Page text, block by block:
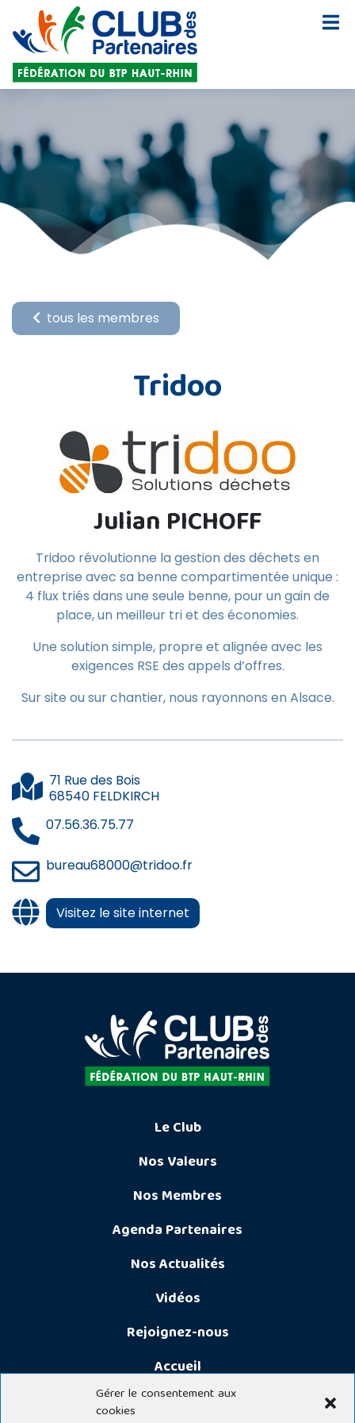
Gérer le consentement aux
cookies
tous les membres
Tridoo
Julian PICHOFF
Tridoo révolutionne la gestion des déchets en
entreprise avec sa benne compartimentée unique :
4 flux triés dans une seule benne, pour un gain de
place, un meilleur tri et des économies.
Une solution simple, propre et alignée avec les
exigences RSE des appels d’offres.
Sur site ou sur chantier, nous rayonnons en Alsace.
71 Rue des Bois
68540 FELDKIRCH
07.56.36.75.77
bureau68000@tridoo.fr
Visitez le site internet
Le Club
Nos Valeurs
Nos Membres
Agenda Partenaires
Nos Actualités
Vidéos
Rejoignez-nous
Accueil